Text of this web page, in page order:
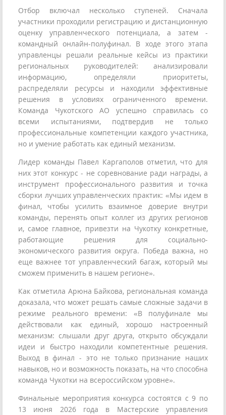
Отбор включал несколько ступеней. Сначала
участники проходили регистрацию и дистанционную
оценку управленческого потенциала, а затем -
командный онлайн-полуфинал. В ходе этого этапа
управленцы решали реальные кейсы из практики
региональных руководителей: анализировали
информацию, определяли приоритеты,
распределяли ресурсы и находили эффективные
решения в условиях ограниченного времени.
Команда Чукотского АО успешно справилась со
всеми испытаниями, подтвердив не только
профессиональные компетенции каждого участника,
но и умение работать как единый механизм.
Лидер команды Павел Каргаполов отметил, что для
них этот конкурс - не соревнование ради награды, а
инструмент профессионального развития и точка
сборки лучших управленческих практик: «Мы идем в
финал, чтобы усилить взаимное доверие внутри
команды, перенять опыт коллег из других регионов
и, самое главное, привезти на Чукотку конкретные,
работающие решения для социально-
экономического развития округа. Победа важна, но
еще важнее тот управленческий багаж, который мы
сможем применить в нашем регионе».
Как отметила Арюна Байкова, региональная команда
доказала, что может решать самые сложные задачи в
режиме реального времени: «В полуфинале мы
действовали как единый, хорошо настроенный
механизм: слышали друг друга, открыто обсуждали
идеи и быстро находили компетентные решения.
Выход в финал - это не только признание наших
навыков, но и возможность показать, на что способна
команда Чукотки на всероссийском уровне».
Финальные мероприятия конкурса состоятся с 9 по
13 июня 2026 года в Мастерские управления